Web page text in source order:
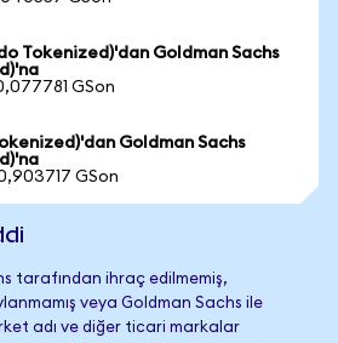
Tokenized)'dan Goldman Sachs
GSon
Goldman Sachs
GSon
tarafından ihraç edilmemiş,
veya Goldman Sachs ile
adı ve diğer ticari markalar